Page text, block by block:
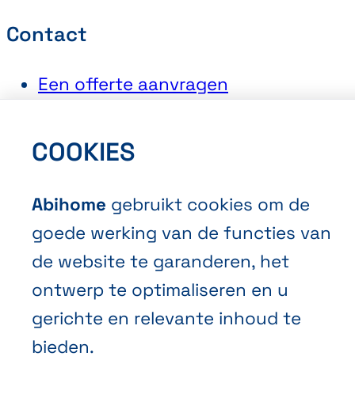
Algemene Verkoopvoorwaarden
Privacybeleid
Cookies
Contact
Een offerte aanvragen
Contacteer ons
COOKIES
Abihome gebruikt cookies om de
goede werking van de functies van
de website te garanderen, het
ontwerp te optimaliseren en u
gerichte en relevante inhoud te
bieden.